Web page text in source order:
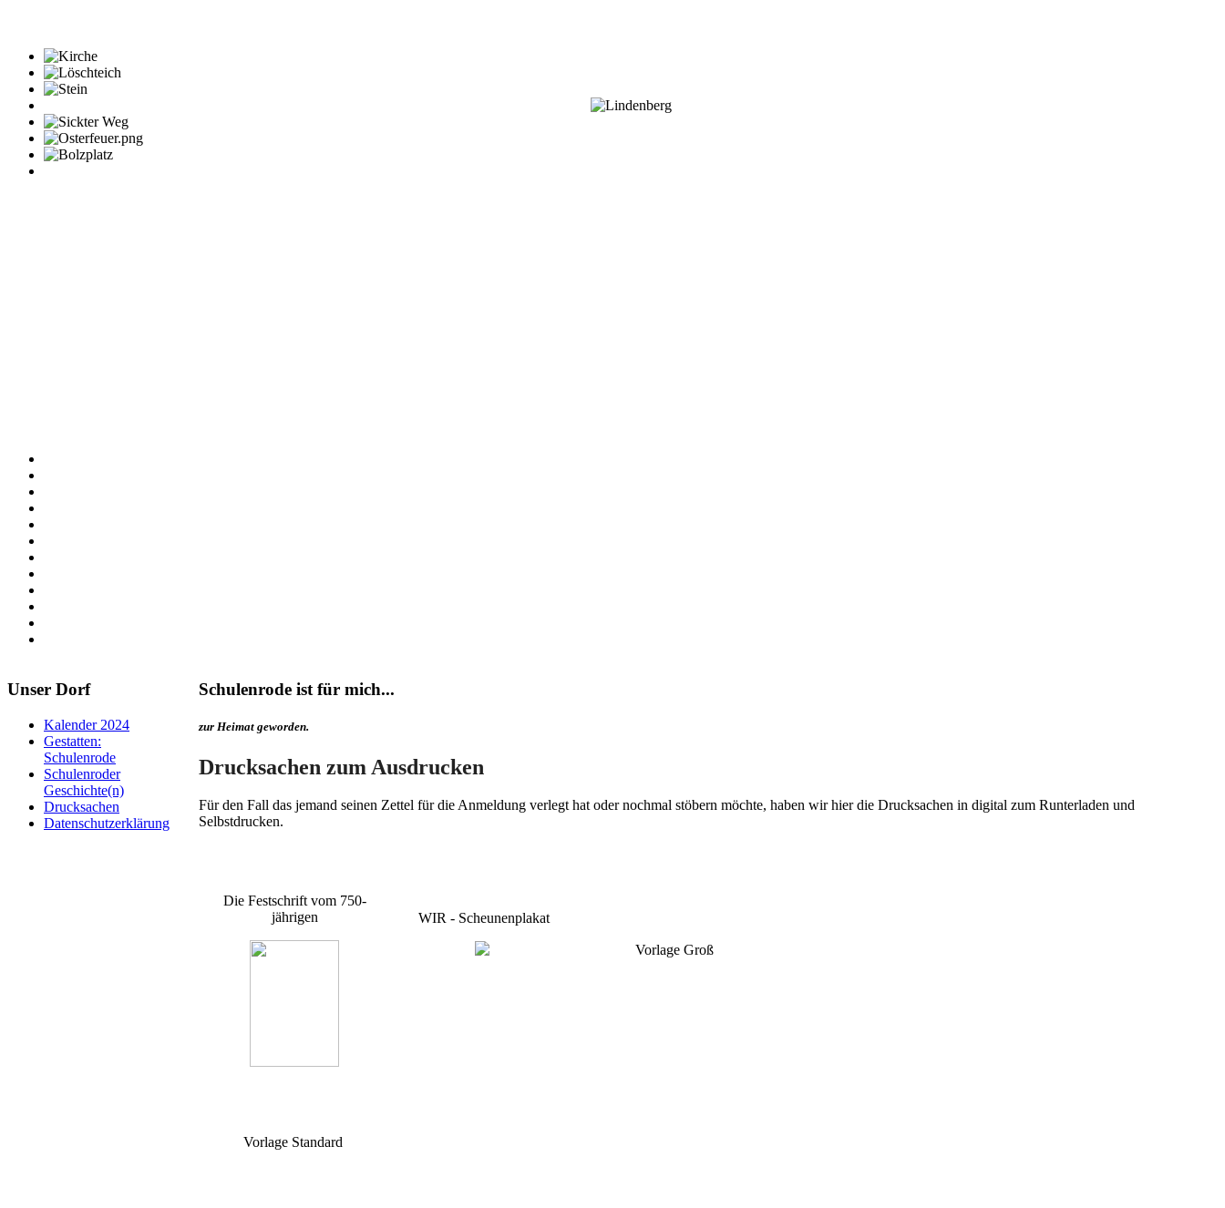
Unser Dorf
Kalender 2024
Gestatten:
Schulenrode
Schulenroder
Geschichte(n)
Drucksachen
Datenschutzerklärung
Schulenrode ist für mich...
zur Heimat geworden.
Drucksachen zum Ausdrucken
Für den Fall das jemand seinen Zettel für die Anmeldung verlegt hat oder nochmal stöbern möchte, haben wir hier die Drucksachen in digital zum Runterladen und
Selbstdrucken.
Die Festschrift vom 750-
jährigen
WIR - Scheunenplakat
Vorlage Groß
Vorlage Standard